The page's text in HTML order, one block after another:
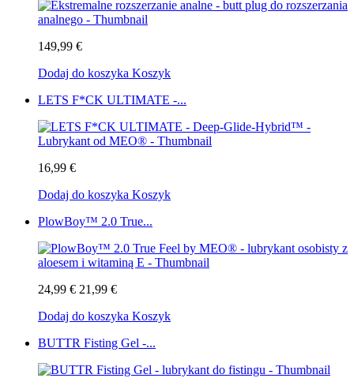
149,99 €
Dodaj do koszyka Koszyk
LETS F*CK ULTIMATE -...
16,99 €
Dodaj do koszyka Koszyk
PlowBoy™ 2.0 True...
24,99 € 21,99 €
Dodaj do koszyka Koszyk
BUTTR Fisting Gel -...